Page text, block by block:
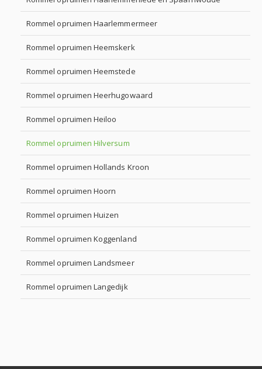
Rommel opruimen Haarlemmermeer
Rommel opruimen Heemskerk
Rommel opruimen Heemstede
Rommel opruimen Heerhugowaard
Rommel opruimen Heiloo
Rommel opruimen Hilversum
Rommel opruimen Hollands Kroon
Rommel opruimen Hoorn
Rommel opruimen Huizen
Rommel opruimen Koggenland
Rommel opruimen Landsmeer
Rommel opruimen Langedijk